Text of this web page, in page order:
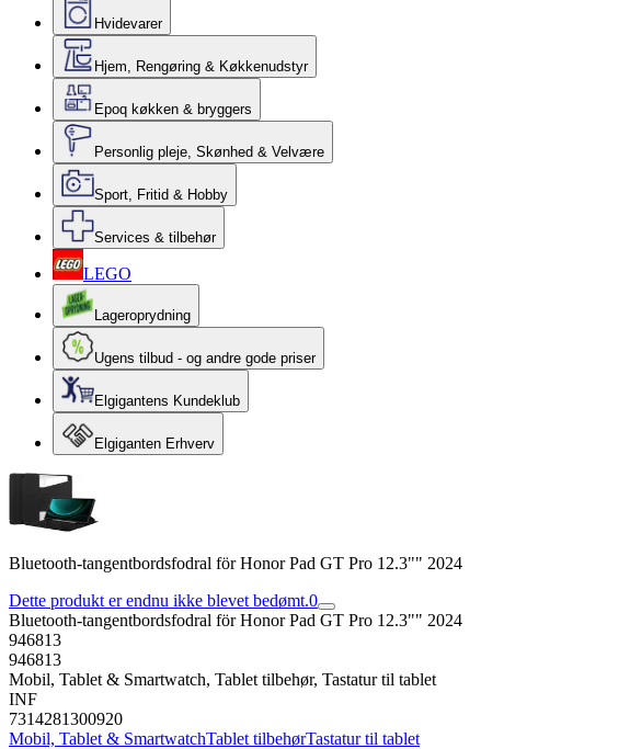
Hvidevarer
Hjem, Rengøring & Køkkenudstyr
Epoq køkken & bryggers
Personlig pleje, Skønhed & Velvære
Sport, Fritid & Hobby
Services & tilbehør
LEGO
Lageroprydning
Ugens tilbud - og andre gode priser
Elgigantens Kundeklub
Elgiganten Erhverv
Bluetooth-tangentbordsfodral för Honor Pad GT Pro 12.3"" 2024
Dette produkt er endnu ikke blevet bedømt.0
Bluetooth-tangentbordsfodral för Honor Pad GT Pro 12.3"" 2024
946813
946813
Mobil, Tablet & Smartwatch, Tablet tilbehør, Tastatur til tablet
INF
7314281300920
Mobil, Tablet & SmartwatchTablet tilbehørTastatur til tablet